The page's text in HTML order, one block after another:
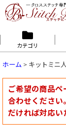
カテゴリ
ホーム > キットミニ
ご希望の商品
合わせください
だければ対応い